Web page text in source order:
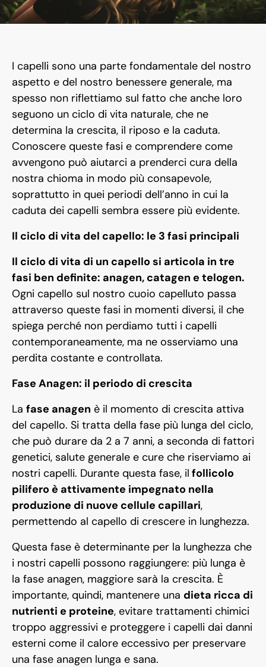
I capelli sono una parte fondamentale del nostro
aspetto e del nostro benessere generale, ma
spesso non riflettiamo sul fatto che anche loro
seguono un ciclo di vita naturale, che ne
determina la crescita, il riposo e la caduta.
Conoscere queste fasi e comprendere come
avvengono può aiutarci a prenderci cura della
nostra chioma in modo più consapevole,
soprattutto in quei periodi dell’anno in cui la
caduta dei capelli sembra essere più evidente.
Il ciclo di vita del capello: le 3 fasi principali
Il ciclo di vita di un capello si articola in tre
fasi ben definite: anagen, catagen e telogen.
Ogni capello sul nostro cuoio capelluto passa
attraverso queste fasi in momenti diversi, il che
spiega perché non perdiamo tutti i capelli
contemporaneamente, ma ne osserviamo una
perdita costante e controllata.
Fase Anagen: il periodo di crescita
La fase anagen è il momento di crescita attiva
del capello. Si tratta della fase più lunga del ciclo,
che può durare da 2 a 7 anni, a seconda di fattori
genetici, salute generale e cure che riserviamo ai
nostri capelli. Durante questa fase, il follicolo
pilifero è attivamente impegnato nella
produzione di nuove cellule capillari,
permettendo al capello di crescere in lunghezza.
Questa fase è determinante per la lunghezza che
i nostri capelli possono raggiungere: più lunga è
la fase anagen, maggiore sarà la crescita. È
importante, quindi, mantenere una dieta ricca di
nutrienti e proteine, evitare trattamenti chimici
troppo aggressivi e proteggere i capelli dai danni
esterni come il calore eccessivo per preservare
una fase anagen lunga e sana.